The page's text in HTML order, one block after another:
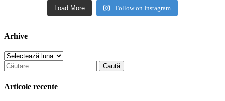
Load More Follow on Instagram
Arhive
Arhive
Caută
după:
Articole recente